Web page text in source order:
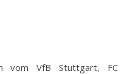
vom VfB Stuttgart, FC